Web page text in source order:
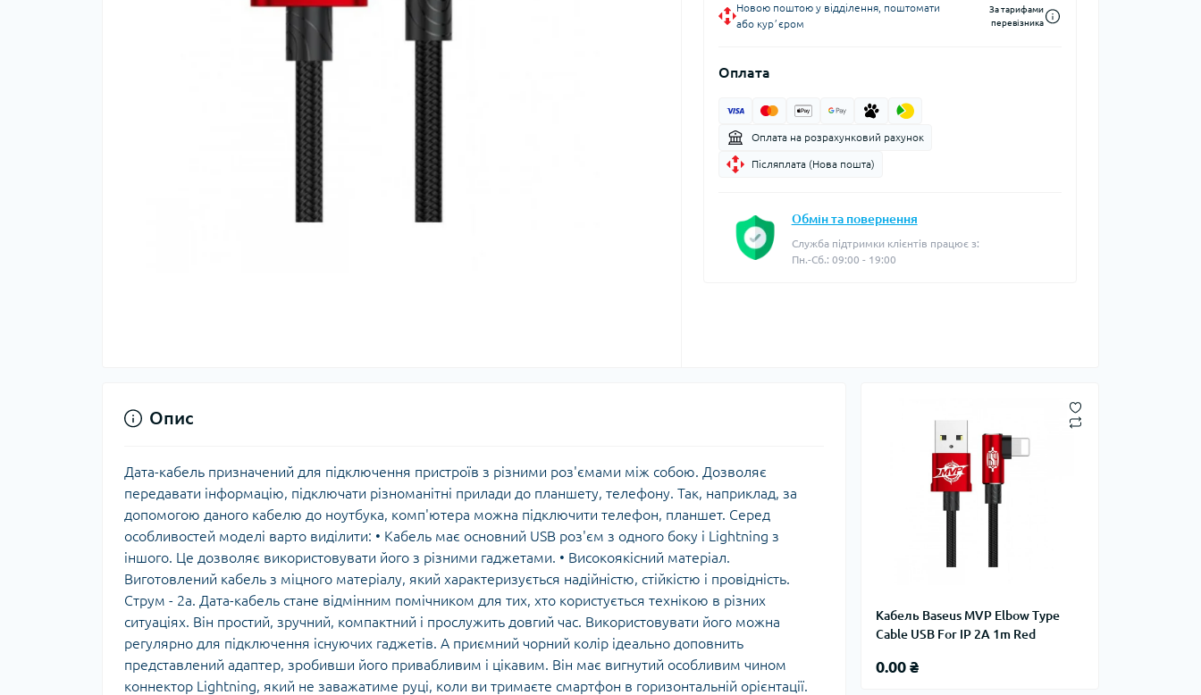
Новою поштою у відділення, поштомати
або курʼєром
За тарифами
перевізника
Оплата
Оплата на розрахунковий рахунок
Післяплата (Нова пошта)
Обмін та повернення
Служба підтримки клієнтів працює з:
Пн.-Сб.: 09:00 - 19:00
Кабель Baseus MVP Elbow Type
Cable USB For IP 2A 1m Red
0.00 ₴
Опис
Дата-кабель призначений для підключення пристроїв з різними роз'ємами між собою. Дозволяє
передавати інформацію, підключати різноманітні прилади до планшету, телефону. Так, наприклад, за
допомогою даного кабелю до ноутбука, комп'ютера можна підключити телефон, планшет. Серед
особливостей моделі варто виділити: • Кабель має основний USB роз'єм з одного боку і Lightning з
іншого. Це дозволяє використовувати його з різними гаджетами. • Високоякісний матеріал.
Виготовлений кабель з міцного матеріалу, який характеризується надійністю, стійкістю і провідність.
Струм - 2а. Дата-кабель стане відмінним помічником для тих, хто користується технікою в різних
ситуаціях. Він простий, зручний, компактний і прослужить довгий час. Використовувати його можна
регулярно для підключення існуючих гаджетів. А приємний чорний колір ідеально доповнить
представлений адаптер, зробивши його привабливим і цікавим. Він має вигнутий особливим чином
коннектор Lightning, який не заважатиме руці, коли ви тримаєте смартфон в горизонтальній орієнтації.